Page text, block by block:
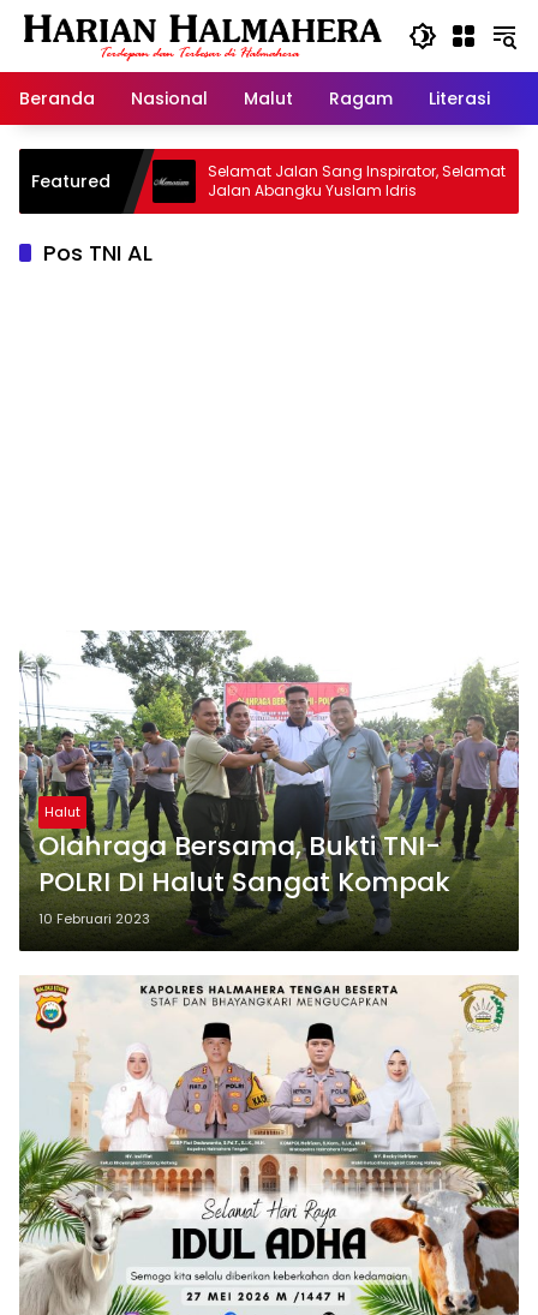
Langsung
Beranda
Nasional Malut Ragam Literasi
Featured
Warisan
Selamat Jalan Sang Inspirator, Selamat
Jalan Abangku Yuslam Idris
Pos TNI AL
Halut
Olahraga Bersama, Bukti TNI-
POLRI DI Halut Sangat Kompak
10 Februari 2023